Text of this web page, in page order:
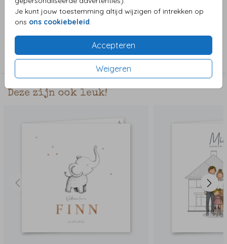
Je kunt jouw toestemming altijd wijzigen of intrekken op
ons ons cookiebeleid.
Accepteren
Weigeren
zoals een vlinder, bij en vogel. De achtergrond is naar wens
aanpasbaar in de clipart.
Jongenskaart
Deze zijn ook leuk!